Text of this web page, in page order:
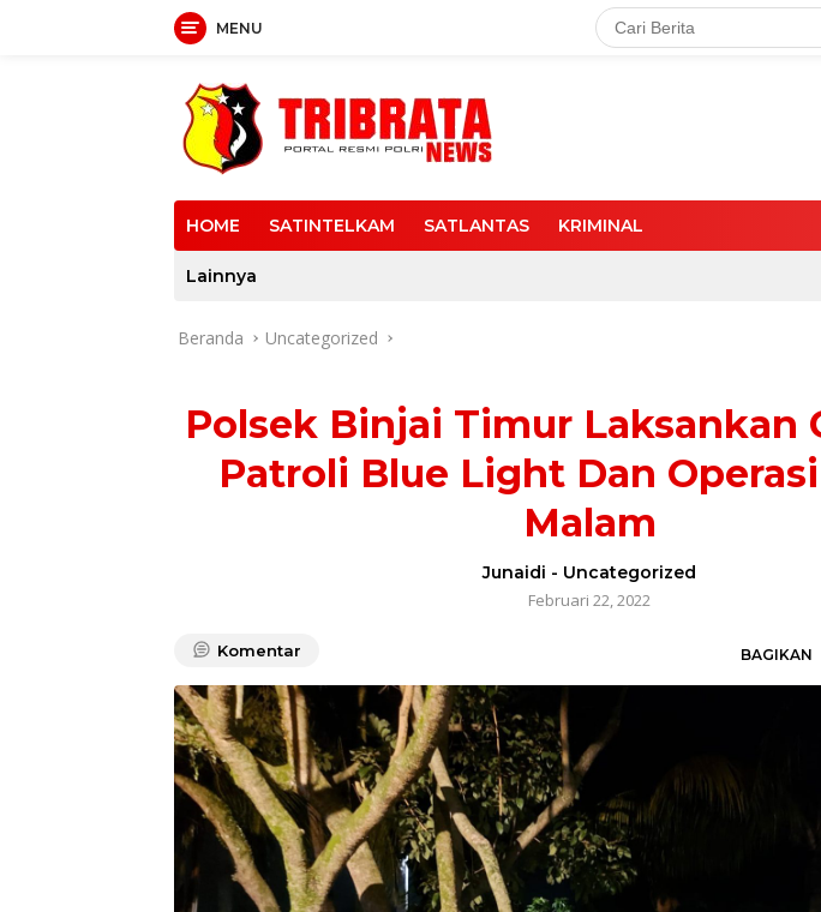
MENU
HOME SATINTELKAM SATLANTAS KRIMINAL
Lainnya
Beranda Uncategorized
Polsek Binjai Timur Laksankan
Patroli Blue Light Dan
Malam
Junaidi - Uncategorized
Februari 22, 2022
Komentar BAGIKAN